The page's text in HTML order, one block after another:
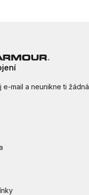
e-mail a neunikne ti